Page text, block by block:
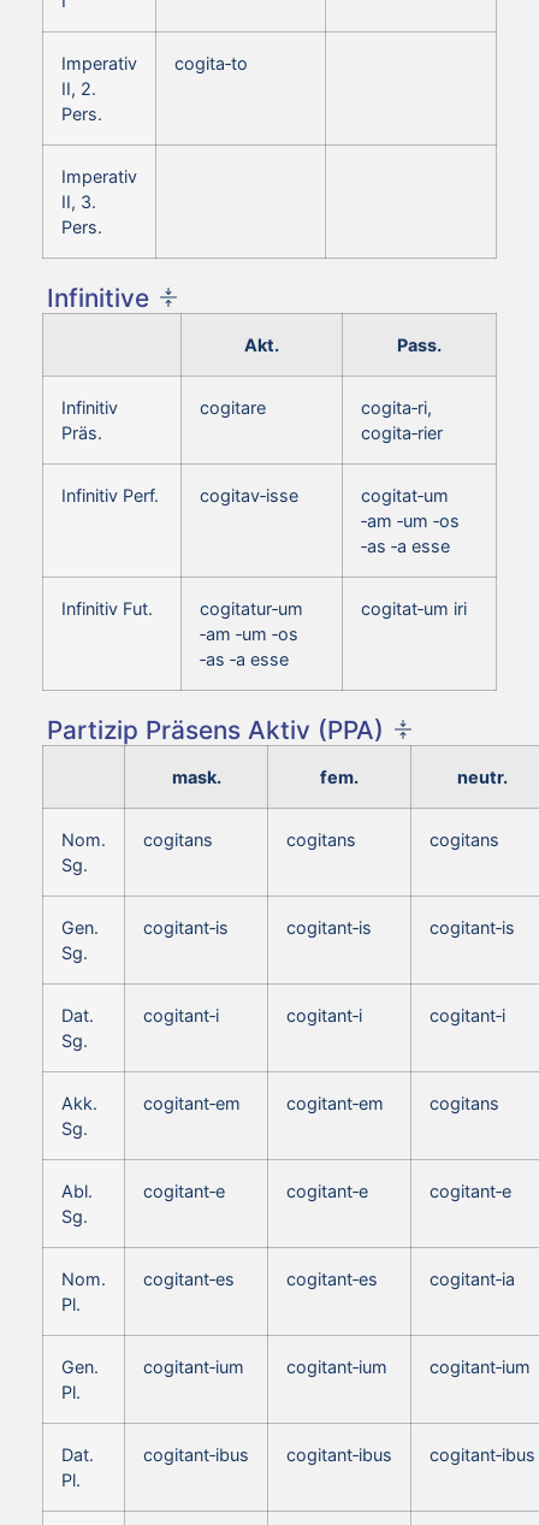
Imperativ
II, 2.
Pers.
cogita‑to
Imperativ
II, 3.
Pers.
Infinitive
Akt. Pass.
Infinitiv
Präs.
cogitare
cogita‑ri,
cogita‑rier
Infinitiv Perf. cogitav‑isse
cogitat‑um
‑am ‑um ‑os
‑as ‑a esse
Infinitiv Fut.
cogitatur‑um
‑am ‑um ‑os
‑as ‑a esse
cogitat‑um iri
Partizip Präsens Aktiv (PPA)
mask. fem. neutr.
Nom.
Sg.
cogitans cogitans cogitans
Gen.
Sg.
cogitant‑is cogitant‑is cogitant‑is
Dat.
Sg.
cogitant‑i cogitant‑i cogitant‑i
Akk.
Sg.
cogitant‑em cogitant‑em cogitans
Abl.
Sg.
cogitant‑e cogitant‑e cogitant‑e
Nom.
Pl.
cogitant‑es cogitant‑es cogitant‑ia
Gen.
Pl.
cogitant‑ium cogitant‑ium cogitant‑ium
Dat.
Pl.
cogitant‑ibus cogitant‑ibus cogitant‑ibus